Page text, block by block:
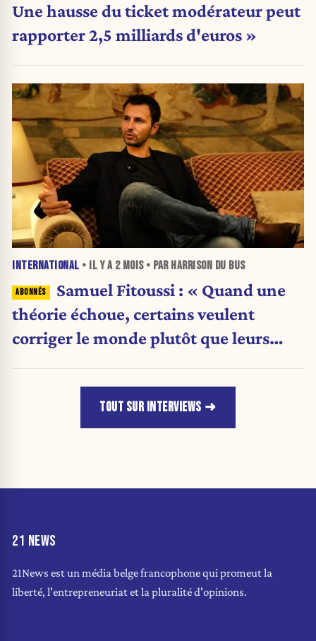
Une hausse du ticket modérateur peut
rapporter 2,5 milliards d'euros »
INTERNATIONAL • IL Y A 2 MOIS• PAR HARRISON DU BUS
Samuel Fitoussi : « Quand une
théorie échoue, certains veulent
corriger le monde plutôt que leurs
TOUT SUR INTERVIEWS
21 NEWS
21News est un média belge francophone qui promeut la
liberté, l'entrepreneuriat et la pluralité d'opinions.